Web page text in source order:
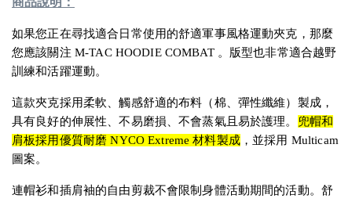
如果您正在尋找適合日常使用的舒適軍事風格運動夾克，那麼
您應該關注 M-TAC HOODIE COMBAT 。版型也非常適合越野
訓練和活躍運動。
這款夾克採用柔軟、觸感舒適的布料（棉、彈性纖維）製成，
具有良好的伸展性、不易磨損、不會蒸氣且易於護理。
兜帽和
肩板採用優質耐磨 NYCO Extreme 材料製成，並採用 Multicam
圖案。
連帽衫和插肩袖的自由剪裁不會限制身體活動期間的活動。舒